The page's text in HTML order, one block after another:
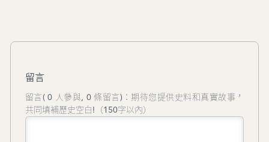
文化的傳承發展作出貢獻。
留言
留言( 0 人參與, 0 條留言)：期待您提供史料和真實故事，
共同填補歷史空白!（150字以內）